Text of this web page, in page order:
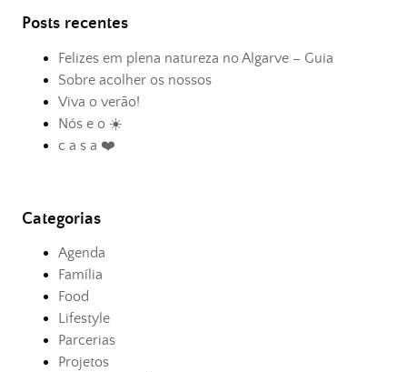
Posts recentes
Felizes em plena natureza no Algarve – Guia
Sobre acolher os nossos
Viva o verão!
Nós e o ☀️
c a s a ❤️
Categorias
Agenda
Família
Food
Lifestyle
Parcerias
Projetos